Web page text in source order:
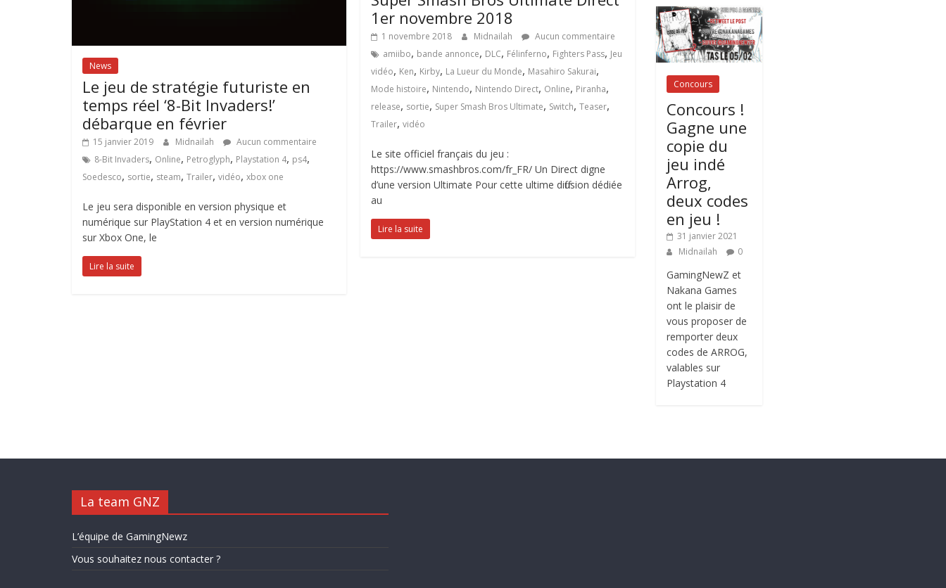
News
Le jeu de stratégie futuriste en
temps réel ‘8-Bit Invaders!’
débarque en février
15 janvier 2019 Midnailah
Aucun commentaire
8-Bit Invaders, Online, Petroglyph, Playstation 4, ps4,
Soedesco, sortie, steam, Trailer, vidéo, xbox one
Le jeu sera disponible en version physique et
numérique sur PlayStation 4 et en version numérique
sur Xbox One, le
Lire la suite
1er novembre 2018
1 novembre 2018 Midnailah
Aucun commentaire
amiibo, bande annonce, DLC, Félinferno, Fighters Pass, Jeu
vidéo, Ken, Kirby, La Lueur du Monde, Masahiro Sakurai,
Mode histoire, Nintendo, Nintendo Direct, Online, Piranha,
release, sortie, Super Smash Bros Ultimate, Switch,Teaser,
Trailer,vidéo
Le site officiel français du jeu :
https://www.smashbros.com/fr_FR/ Un Direct digne
d’une version Ultimate Pour cette ultime diffusion dédiée
au
Lire la suite
Concours
Concours !
Gagne une
copie du
jeu indé
Arrog,
deux codes
en jeu !
31 janvier 2021
Midnailah
0
GamingNewZ et
Nakana Games
ont le plaisir de
vous proposer de
remporter deux
codes de ARROG,
valables sur
Playstation 4
La team GNZ
L’équipe de GamingNewz
Vous souhaitez nous contacter ?